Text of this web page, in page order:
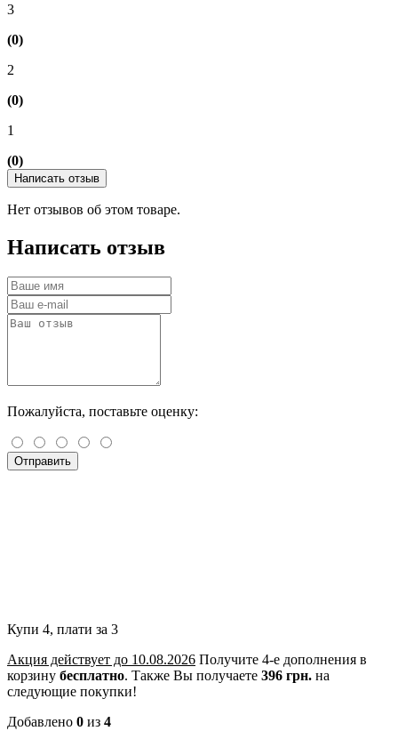
3
(0)
2
(0)
1
(0)
Написать отзыв
Нет отзывов об этом товаре.
Написать отзыв
Пожалуйста, поставьте оценку:
Отправить
Купи 4, плати за 3
Акция действует до 10.08.2026 Получите 4-е дополнения в
корзину бесплатно. Также Вы получаете 396 грн. на
следующие покупки!
Добавлено 0 из 4